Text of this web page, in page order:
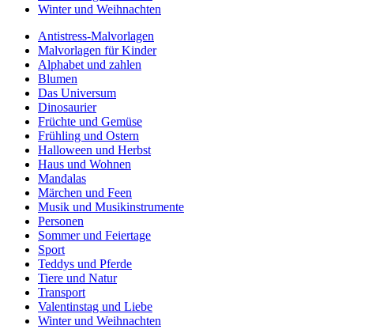
Winter und Weihnachten
Antistress-Malvorlagen
Malvorlagen für Kinder
Alphabet und zahlen
Blumen
Das Universum
Dinosaurier
Früchte und Gemüse
Frühling und Ostern
Halloween und Herbst
Haus und Wohnen
Mandalas
Märchen und Feen
Musik und Musikinstrumente
Personen
Sommer und Feiertage
Sport
Teddys und Pferde
Tiere und Natur
Transport
Valentinstag und Liebe
Winter und Weihnachten